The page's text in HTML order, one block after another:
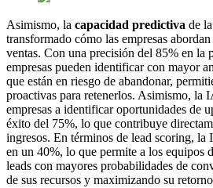
Asimismo, la capacidad predictiva de
transformado cómo las empresas
ventas. Con una precisión del 85% en la
empresas pueden identificar con mayor
que están en riesgo de abandonar,
proactivas para retenerlos. Asimismo, la
empresas a identificar oportunidades de
éxito del 75%, lo que contribuye
ingresos. En términos de lead scoring, la
en un 40%, lo que permite a los equipos
leads con mayores probabilidades de
de sus recursos y maximizando su